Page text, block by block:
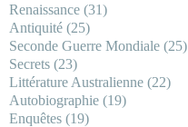
Renaissance (31)
Antiquité (25)
Seconde Guerre Mondiale (25)
Secrets (23)
Littérature Australienne (22)
Autobiographie (19)
Enquêtes (19)